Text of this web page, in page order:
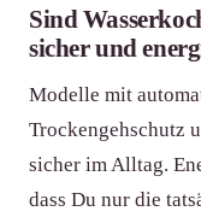
Sind
sicher und
Modelle mit
Trockengehschutz
sicher im Alltag.
dass Du nur die